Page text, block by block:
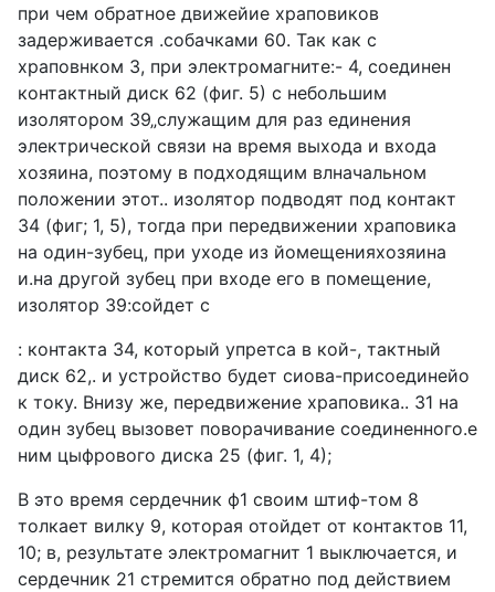
при чем обратное движейие храповиков
задерживается .собачками 60. Так как с
храповнком 3, при электромагните:- 4, соединен
контактный диск 62 (фиг. 5) с небольшим
изолятором 39„служащим для раз единения
электрической связи на время выхода и входа
хозяина, поэтому в подходящим влначальном
положении этот.. изолятор подводят под контакт
34 (фиг; 1, 5), тогда при передвижении храповика
на один-зубец, при уходе из йомещенияхозяина
и.на другой зубец при входе его в помещение,
изолятор 39:сойдет с
: контакта 34, который упретса в кой-, тактный
диск 62,. и устройство будет сиова-присоединейо
к току. Внизу же, передвижение храповика.. 31 на
один зубец вызовет поворачивание соединенного.e
ним цыфрового диска 25 (фиг. 1, 4);
В это время сердечник ф1 своим штиф-том 8
толкает вилку 9, которая отойдет от контактов 11,
10; в, результате электромагнит 1 выключается, и
сердечник 21 стремится обратно под действием